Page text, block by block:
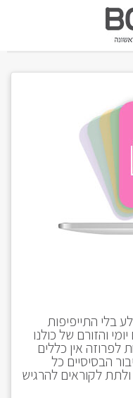
בלי התייפיפות
והזורם של כולנו
לפרוזה אין כללים
הבסיסיים כל
לקוראים להרגיש